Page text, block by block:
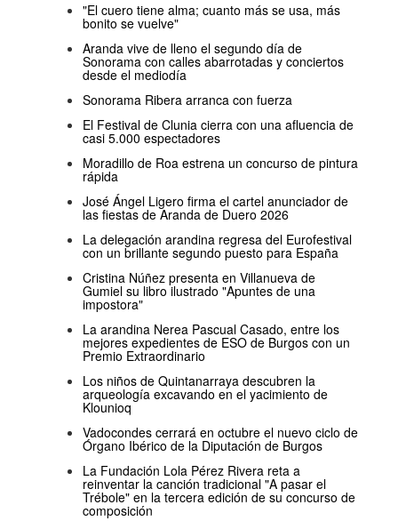
"El cuero tiene alma; cuanto más se usa, más
bonito se vuelve"
Aranda vive de lleno el segundo día de
Sonorama con calles abarrotadas y conciertos
desde el mediodía
Sonorama Ribera arranca con fuerza
El Festival de Clunia cierra con una afluencia de
casi 5.000 espectadores
Moradillo de Roa estrena un concurso de pintura
rápida
José Ángel Ligero firma el cartel anunciador de
las fiestas de Aranda de Duero 2026
La delegación arandina regresa del Eurofestival
con un brillante segundo puesto para España
Cristina Núñez presenta en Villanueva de
Gumiel su libro ilustrado "Apuntes de una
impostora"
La arandina Nerea Pascual Casado, entre los
mejores expedientes de ESO de Burgos con un
Premio Extraordinario
Los niños de Quintanarraya descubren la
arqueología excavando en el yacimiento de
Klounioq
Vadocondes cerrará en octubre el nuevo ciclo de
Órgano Ibérico de la Diputación de Burgos
La Fundación Lola Pérez Rivera reta a
reinventar la canción tradicional "A pasar el
Trébole" en la tercera edición de su concurso de
composición